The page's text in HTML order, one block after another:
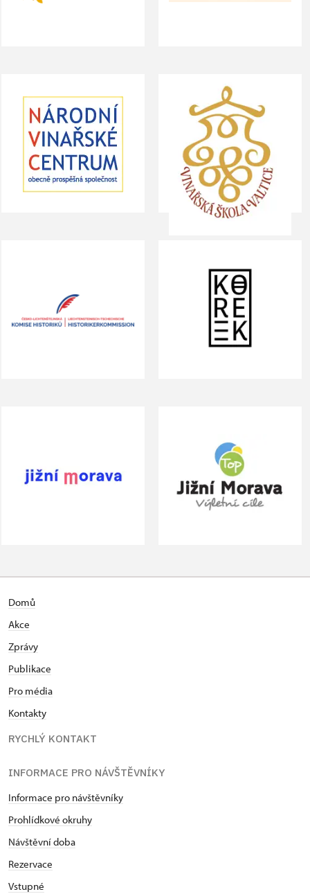
Domů
Akce
Zprávy
Publikace
Pro média
Kontakty
RYCHLÝ KONTAKT
INFORMACE PRO NÁVŠTĚVNÍKY
Informace pro návštěvníky
Prohlídkové okruhy
Návštěvní doba
Rezervace
Vstupné